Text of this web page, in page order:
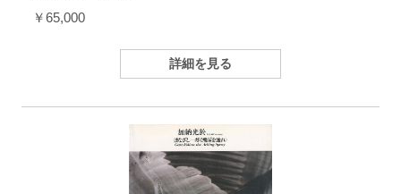
￥65,000
詳細を見る